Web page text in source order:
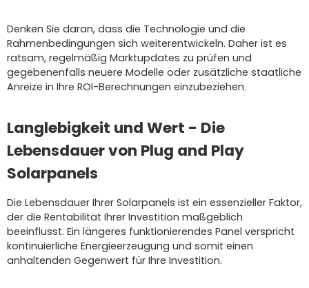
Denken Sie daran, dass die Technologie und die
Rahmenbedingungen sich weiterentwickeln. Daher ist es
ratsam, regelmäßig Marktupdates zu prüfen und
gegebenenfalls neuere Modelle oder zusätzliche staatliche
Anreize in Ihre ROI-Berechnungen einzubeziehen.
Langlebigkeit und Wert - Die
Lebensdauer von Plug and Play
Solarpanels
Die Lebensdauer Ihrer Solarpanels ist ein essenzieller Faktor,
der die Rentabilität Ihrer Investition maßgeblich
beeinflusst. Ein längeres funktionierendes Panel verspricht
kontinuierliche Energieerzeugung und somit einen
anhaltenden Gegenwert für Ihre Investition.